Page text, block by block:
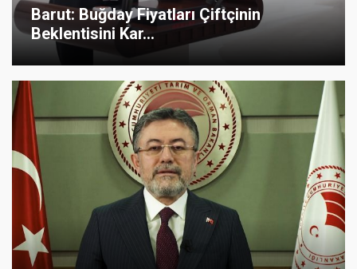
Barut: Buğday Fiyatları Çiftçinin
Beklentisini Kar...